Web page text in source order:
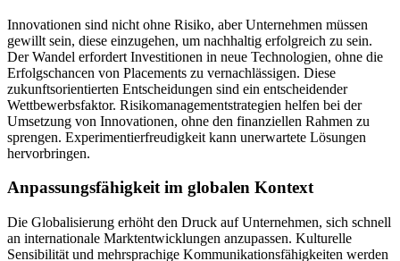
Innovationen sind nicht ohne Risiko, aber Unternehmen müssen
gewillt sein, diese einzugehen, um nachhaltig erfolgreich zu sein.
Der Wandel erfordert Investitionen in neue Technologien, ohne die
Erfolgschancen von Placements zu vernachlässigen. Diese
zukunftsorientierten Entscheidungen sind ein entscheidender
Wettbewerbsfaktor. Risikomanagementstrategien helfen bei der
Umsetzung von Innovationen, ohne den finanziellen Rahmen zu
sprengen. Experimentierfreudigkeit kann unerwartete Lösungen
hervorbringen.
Anpassungsfähigkeit im globalen Kontext
Die Globalisierung erhöht den Druck auf Unternehmen, sich schnell
an internationale Marktentwicklungen anzupassen. Kulturelle
Sensibilität und mehrsprachige Kommunikationsfähigkeiten werden